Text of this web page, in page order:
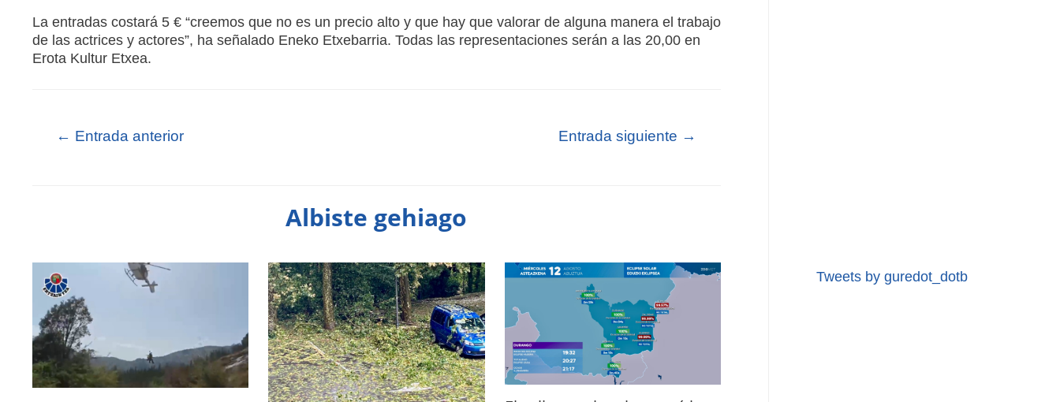
La entradas costará 5 € “creemos que no es un precio alto y que hay que valorar de alguna manera el trabajo
de las actrices y actores”, ha señalado Eneko Etxebarria. Todas las representaciones serán a las 20,00 en
Erota Kultur Etxea.
← Entrada anterior Entrada siguiente →
Albiste gehiago
Tweets by guredot_dotb